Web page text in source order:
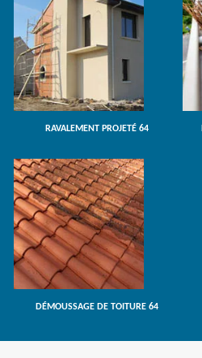
RAVALEMENT PROJETÉ 64
DÉMOUSSAGE DE TOITURE 64